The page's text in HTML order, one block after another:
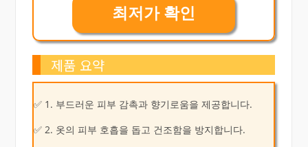
최저가 확인
제품 요약
✅ 1. 부드러운 피부 감촉과 향기로움을 제공합니다.
✅ 2. 옷의 피부 호흡을 돕고 건조함을 방지합니다.